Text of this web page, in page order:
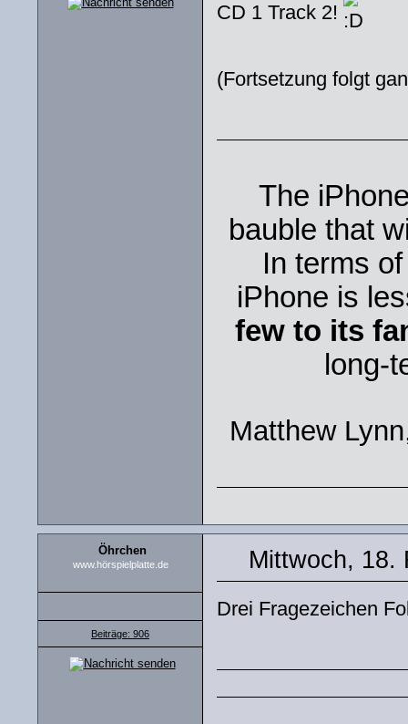
CD 1 Track 2!
(Fortsetzung folgt
The
bauble that
In terms
iPhone is
few to its
long-
Matthew
Öhrchen
www.hörspielplatte.de
Beiträge: 906
Mittwoch, 18.
Drei Fragezeichen